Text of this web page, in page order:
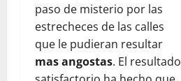
paso de misterio por las
estrecheces de las calles
que le pudieran resultar
mas angostas. El resultado